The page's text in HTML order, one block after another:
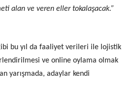
alan ve veren eller tokalaşacak.”
bu yıl da faaliyet verileri ile lojistik
ve online oylama olmak
yarışmada, adaylar kendi